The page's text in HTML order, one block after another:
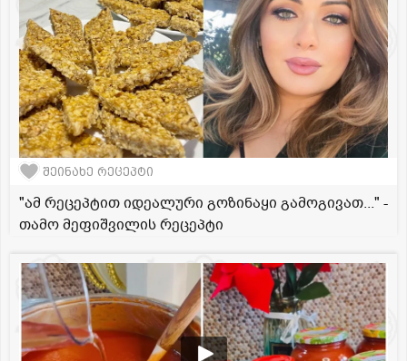
შეინახე რეცეპტი
"ამ რეცეპტით იდეალური გოზინაყი გამოგივათ..." -
თამო მეფიშვილის რეცეპტი